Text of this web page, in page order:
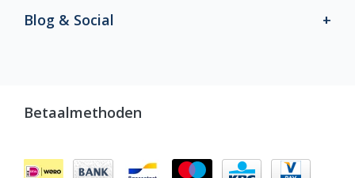
Blog & Social
Betaalmethoden